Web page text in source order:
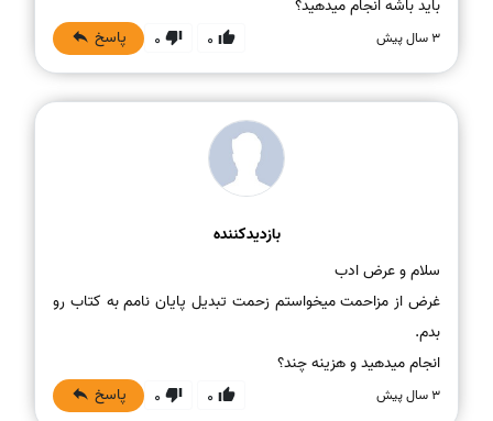
باید باشه انجام میدهید؟
3 سال پیش 0
0 پاسخ
بازدیدکننده
غرض از مزاحمت میخواستم زحمت تبدیل پایان نامم به کتاب رو
انجام میدهید و هزینه چند؟
3 سال پیش 0
0 پاسخ